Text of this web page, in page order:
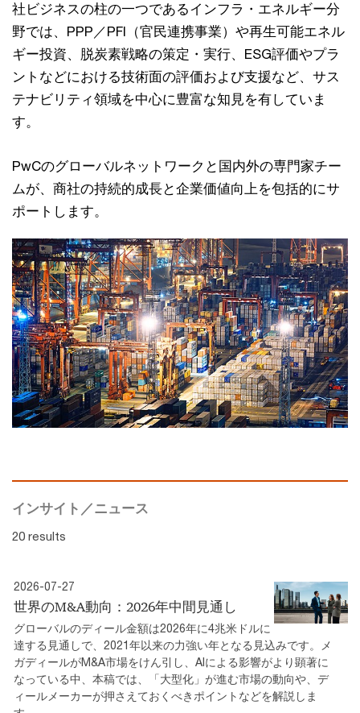
社ビジネスの柱の一つであるインフラ・エネルギー分
野では、PPP／PFI（官民連携事業）や再生可能エネル
ギー投資、脱炭素戦略の策定・実行、ESG評価やプラ
ントなどにおける技術面の評価および支援など、サス
テナビリティ領域を中心に豊富な知見を有していま
す。
PwCのグローバルネットワークと国内外の専門家チー
ムが、商社の持続的成長と企業価値向上を包括的にサ
ポートします。
インサイト／ニュース
20 results
2026-07-27
世界のM&A動向：2026年中間見通し
グローバルのディール金額は2026年に4兆米ドルに
達する見通しで、2021年以来の力強い年となる見込みです。メ
ガディールがM&A市場をけん引し、AIによる影響がより顕著に
なっている中、本稿では、「大型化」が進む市場の動向や、デ
ィールメーカーが押さえておくべきポイントなどを解説しま